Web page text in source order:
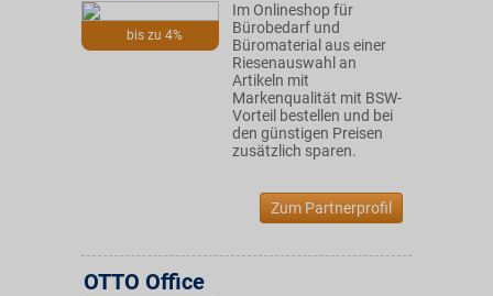
bis zu 4%
Im Onlineshop für
Bürobedarf und
Büromaterial aus einer
Riesenauswahl an
Artikeln mit
Markenqualität mit BSW-
Vorteil bestellen und bei
den günstigen Preisen
zusätzlich sparen.
Zum Partnerprofil
OTTO Office